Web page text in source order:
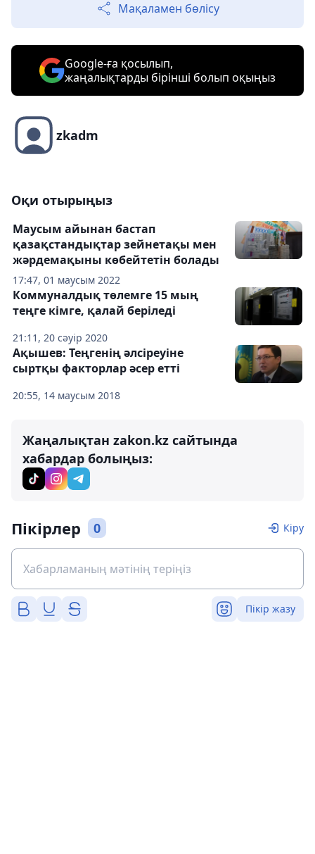
Мақаламен бөлісу
Google-ға қосылып,
жаңалықтарды бірінші болып оқыңыз
zkadm
Оқи отырыңыз
17:47, 01 маусым 2022
Маусым айынан бастап
қазақстандықтар зейнетақы мен
жәрдемақыны көбейтетін болады
21:11, 20 сәуір 2020
Коммуналдық төлемге 15 мың
теңге кімге, қалай беріледі
20:55, 14 маусым 2018
Ақышев: Теңгенің әлсіреуіне
сыртқы факторлар әсер етті
Жаңалықтан zakon.kz сайтында
хабардар болыңыз:
Пікірлер 0 Кіру
Пікір жазу